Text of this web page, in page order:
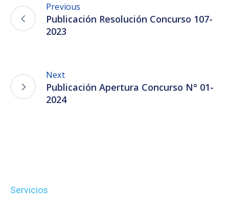
Previous
Publicación Resolución Concurso 107-
2023
Next
Publicación Apertura Concurso N° 01-
2024
Servicios